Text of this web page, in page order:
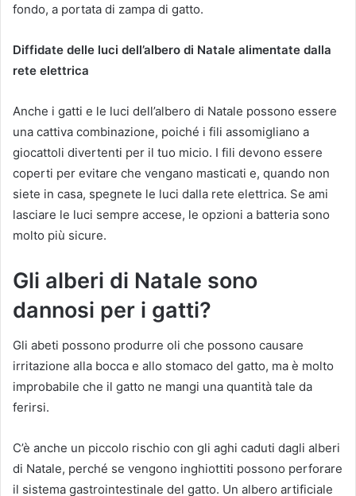
fondo, a portata di zampa di gatto.
Diffidate delle luci dell’albero di Natale alimentate dalla
rete elettrica
Anche i gatti e le luci dell’albero di Natale possono essere
una cattiva combinazione, poiché i fili assomigliano a
giocattoli divertenti per il tuo micio. I fili devono essere
coperti per evitare che vengano masticati e, quando non
siete in casa, spegnete le luci dalla rete elettrica. Se ami
lasciare le luci sempre accese, le opzioni a batteria sono
molto più sicure.
Gli alberi di Natale sono
dannosi per i gatti?
Gli abeti possono produrre oli che possono causare
irritazione alla bocca e allo stomaco del gatto, ma è molto
improbabile che il gatto ne mangi una quantità tale da
ferirsi.
C’è anche un piccolo rischio con gli aghi caduti dagli alberi
di Natale, perché se vengono inghiottiti possono perforare
il sistema gastrointestinale del gatto. Un albero artificiale